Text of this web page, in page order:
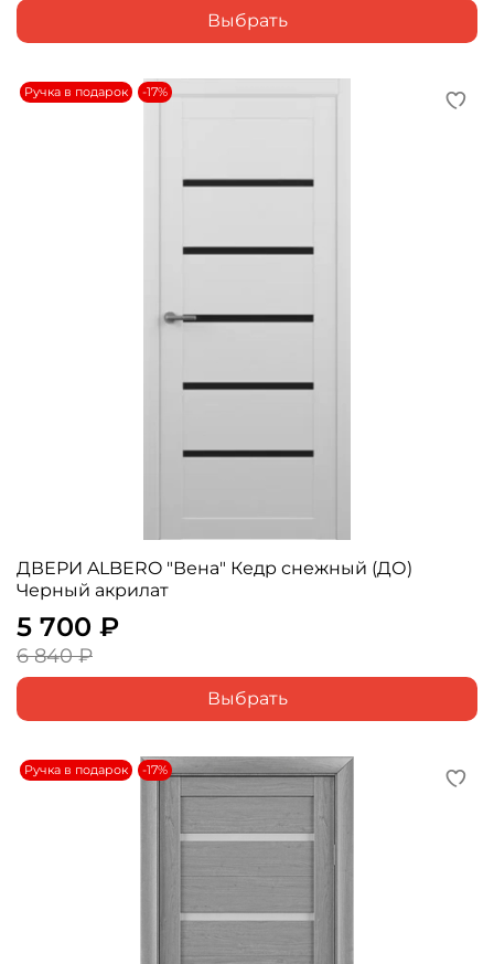
Выбрать
Ручка в подарок -17%
ДВЕРИ ALBERO "Вена" Кедр снежный (ДО)
Черный акрилат
5 700 ₽
6 840 ₽
Выбрать
Ручка в подарок -17%